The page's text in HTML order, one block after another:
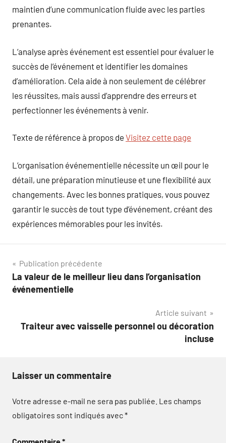
maintien d’une communication fluide avec les parties
prenantes.
L’analyse après événement est essentiel pour évaluer le
succès de l’événement et identifier les domaines
d’amélioration. Cela aide à non seulement de célébrer
les réussites, mais aussi d’apprendre des erreurs et
perfectionner les événements à venir.
Texte de référence à propos de Visitez cette page
L’organisation événementielle nécessite un œil pour le
détail, une préparation minutieuse et une flexibilité aux
changements. Avec les bonnes pratiques, vous pouvez
garantir le succès de tout type d’événement, créant des
expériences mémorables pour les invités.
Navigation
de
Publication précédente
La valeur de le meilleur lieu dans l’organisation
événementielle
Article suivant
Traiteur avec vaisselle personnel ou décoration
incluse
Laisser un commentaire
Votre adresse e-mail ne sera pas publiée. Les champs
obligatoires sont indiqués avec*